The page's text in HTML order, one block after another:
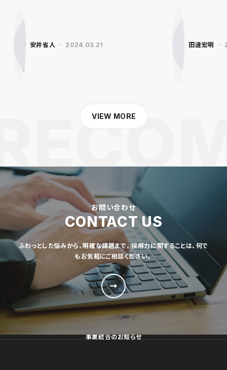
安井省人 2024.03.21 田邊宏明
VIEW MORE
お問い合わせ
CONTACT US
ふわっとした悩みから、明確な課題まで。採用力に関することは、何で
もお気軽にご相談ください。
事業統合のお知らせ